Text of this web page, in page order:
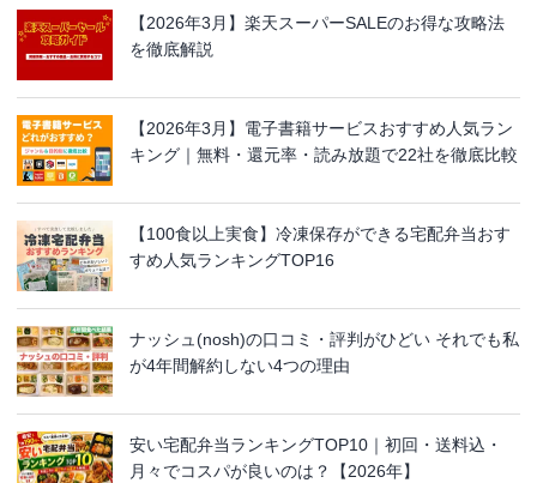
【2026年3月】楽天スーパーSALEのお得な攻略法
を徹底解説
【2026年3月】電子書籍サービスおすすめ人気ラン
キング｜無料・還元率・読み放題で22社を徹底比較
【100食以上実食】冷凍保存ができる宅配弁当おす
すめ人気ランキングTOP16
ナッシュ(nosh)の口コミ・評判がひどい それでも私
が4年間解約しない4つの理由
安い宅配弁当ランキングTOP10｜初回・送料込・
月々でコスパが良いのは？【2026年】